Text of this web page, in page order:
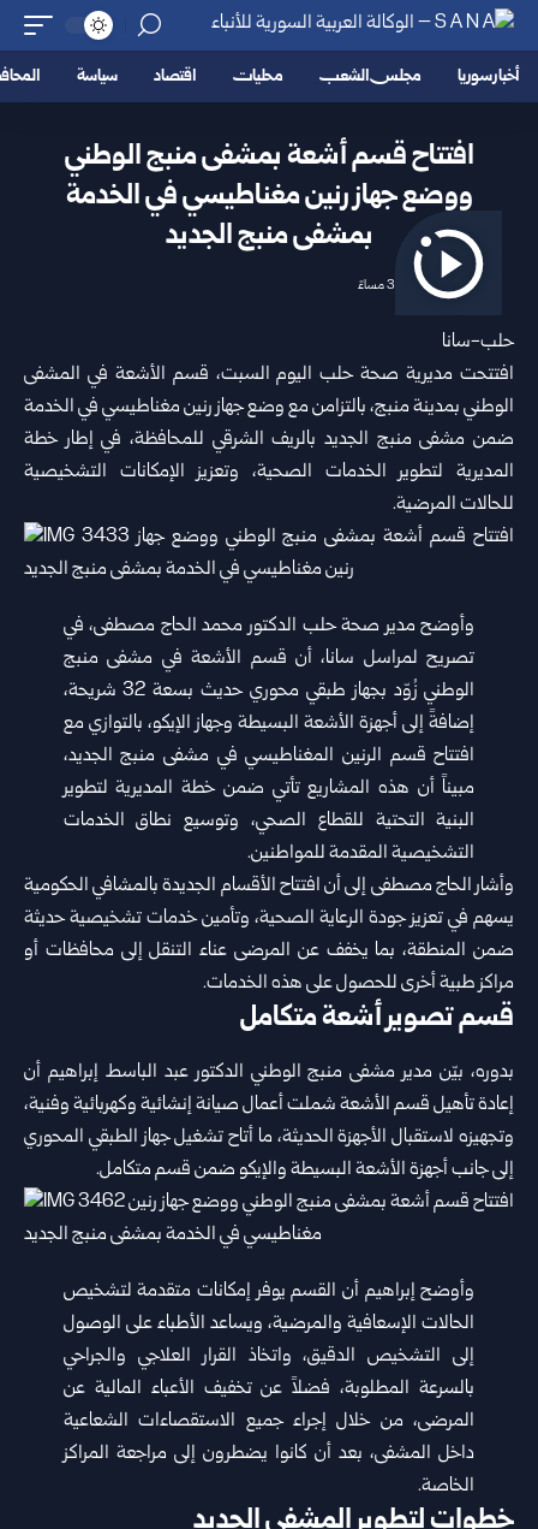
أخبار سوريا مجلس الشعب محليات اقتصاد سياسة
افتتاح قسم أشعة بمشفى منبج الوطني
ووضع جهاز رنين ‏مغناطيسي في ‏الخدمة
‏بمشفى منبج الجديد
2026/07/04 3:06 مساءً
حلب-سانا‏
افتتحت مديرية صحة حلباليوم السبت، قسم الأشعة في المشفى
الوطني ‌‏بمدينة منبج، بالتزامن مع وضع جهاز رنين مغناطيسي في الخدمة
ضمن ‌‏مشفى منبج الجديد بالريف الشرقي للمحافظة، في إطار خطة
المديرية ‌‏لتطوير الخدمات الصحية، وتعزيز الإمكانات التشخيصية
للحالات المرضية.‏
وأوضح مدير صحة حلب الدكتور محمد الحاج مصطفى، في
تصريح ‌‏لمراسل سانا، أن قسم الأشعة في مشفى منبج
الوطني زُوّد بجهاز طبقي ‌‏محوري حديث بسعة 32 شريحة،
إضافةً إلى أجهزة الأشعة البسيطة وجهاز ‌‏الإيكو، بالتوازي مع
افتتاح قسم الرنين المغناطيسي في مشفى منبج الجديد،
‌‏مبيناً أن هذه المشاريع تأتي ضمن خطة المديرية لتطوير
البنية التحتية ‌‏للقطاع الصحي، وتوسيع نطاق الخدمات
التشخيصية المقدمة للمواطنين.‏
وأشار الحاج مصطفى إلى أن افتتاح الأقسام الجديدة بالمشافي الحكومية
‌‏يسهم في تعزيز جودة الرعاية الصحية، وتأمين خدمات تشخيصية حديثة
‌‏ضمن المنطقة، بما يخفف عن المرضى عناء التنقل إلى محافظات أو
مراكز ‌‏طبية أخرى للحصول على هذه الخدمات.‏
قسم تصوير أشعة متكامل
بدوره، بيّن مدير مشفى منبج الوطني الدكتور عبد الباسط إبراهيم أن
إعادة ‌‏تأهيل قسم الأشعة شملت أعمال صيانة إنشائية وكهربائية وفنية،
وتجهيزه ‌‏لاستقبال الأجهزة الحديثة، ما أتاح تشغيل جهاز الطبقي المحوري
إلى جانب ‌‏أجهزة الأشعة البسيطة والإيكو ضمن قسم متكامل.‏
وأوضح إبراهيم أن القسم يوفر إمكانات متقدمة لتشخيص
الحالات الإسعافية ‌‏والمرضية، ويساعد الأطباء على الوصول
إلى التشخيص الدقيق، واتخاذ ‌‏القرار العلاجي والجراحي
بالسرعة المطلوبة، فضلاً عن تخفيف الأعباء ‌‏المالية عن
المرضى، من خلال إجراء جميع الاستقصاءات الشعاعية
داخل ‌‏المشفى، بعد أن كانوا يضطرون إلى مراجعة المراكز
الخاصة.‏